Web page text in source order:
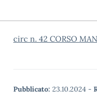
circ n. 42 CORSO
Pubblicato: 23.10.2024 -